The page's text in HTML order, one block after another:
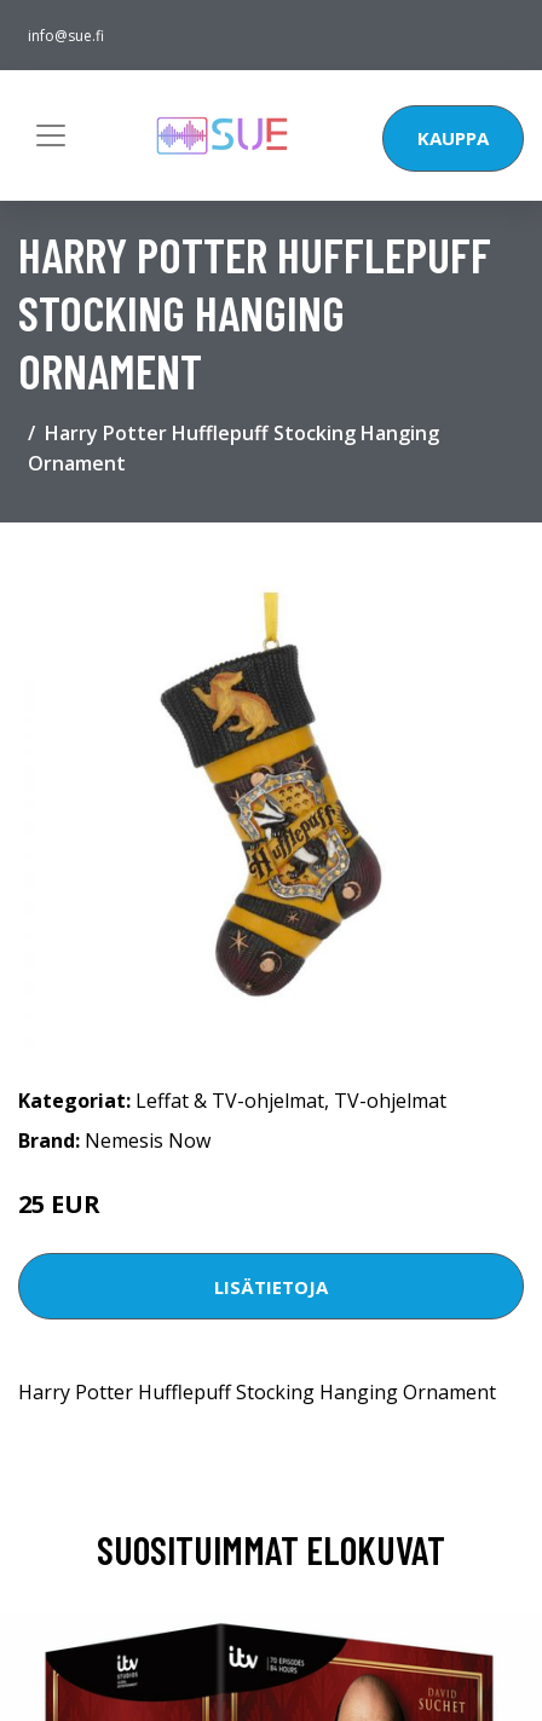
info@sue.fi
KAUPPA
HARRY POTTER HUFFLEPUFF
STOCKING HANGING
ORNAMENT
Harry Potter Hufflepuff Stocking Hanging
Ornament
Kategoriat: Leffat & TV-ohjelmat, TV-ohjelmat
Brand: Nemesis Now
25 EUR
LISÄTIETOJA
Harry Potter Hufflepuff Stocking Hanging Ornament
SUOSITUIMMAT ELOKUVAT